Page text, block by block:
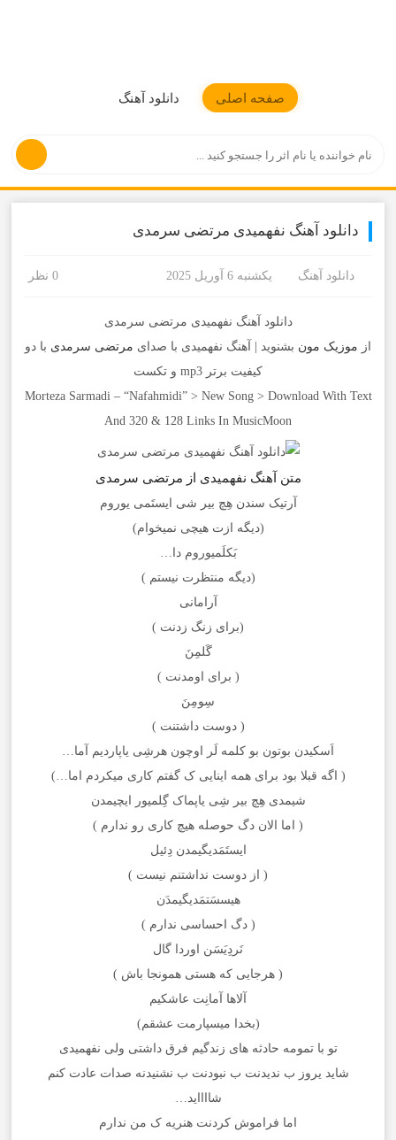
صفحه اصلی دانلود آهنگ
دانلود آهنگ نفهمیدی مرتضی سرمدی
دانلود آهنگ یکشنبه 6 آوریل 2025 0 نظر
دانلود آهنگ نفهمیدی مرتضی سرمدی
از موزیک مون بشنوید | آهنگ نفهمیدی با صدای مرتضی سرمدی با دو
کیفیت برتر mp3 و تکست
Morteza Sarmadi – “Nafahmidi” > New Song > Download With Text
And 320 & 128 Links In MusicMoon
متن آهنگ نفهمیدی از مرتضی سرمدی
آرتیک سندن هِچ بیر شی ایستَمی یوروم
(دیگه ازت هیچی نمیخوام)
بَکلَمیوروم دا…
(دیگه منتظرت نیستم )
آرامانی
(برای زنگ زدنت )
گَلمِنَ
( برای اومدنت )
سِومِنَ
( دوست داشتنت )
اَسکیدن بوتون بو کلمه لَر اوچون هرشِی یاپاردیم آما…
( اگه قبلا بود برای همه اینایی ک گفتم کاری میکردم اما…)
شیمدی هِچ بیر شِی یاپماک گِلمیور ایچیمدن
( اما الان دگ حوصله هیچ کاری رو ندارم )
ایستَمَدیگیمدن دِئیل
( از دوست نداشتنم نیست )
هیسسَتمَدیگیمدَن
( دگ احساسی ندارم )
نَردِیَسَن اوردا گال
( هرجایی که هستی همونجا باش )
آلاها آمانِت عاشکیم
(بخدا میسپارمت عشقم)
تو با تمومه حادثه های زندگیم فرق داشتی ولی نفهمیدی
شاید یروز ب ندیدنت ب نبودنت ب نشنیدنه صدات عادت کنم
شااااید…
اما فراموش کردنت هنریه ک من ندارم